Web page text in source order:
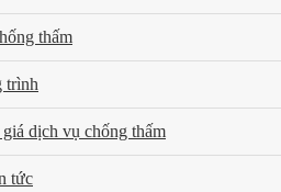
thấm
trình
dịch vụ chống thấm
tức